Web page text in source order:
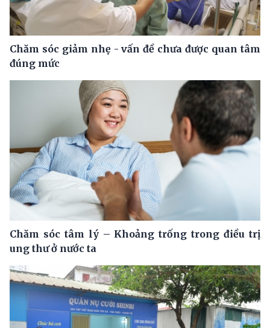
Chăm sóc giảm nhẹ - vấn đề chưa được quan tâm
đúng mức
Chăm sóc tâm lý – Khoảng trống trong điều trị
ung thư ở nước ta